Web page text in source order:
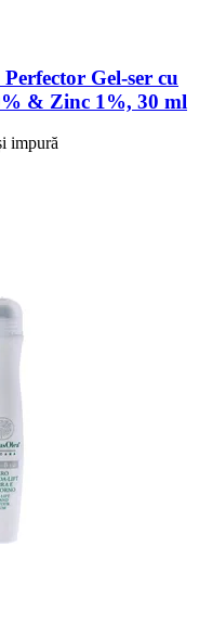
Gel-​ser cu
& Zinc 1%, 30 ml
impură